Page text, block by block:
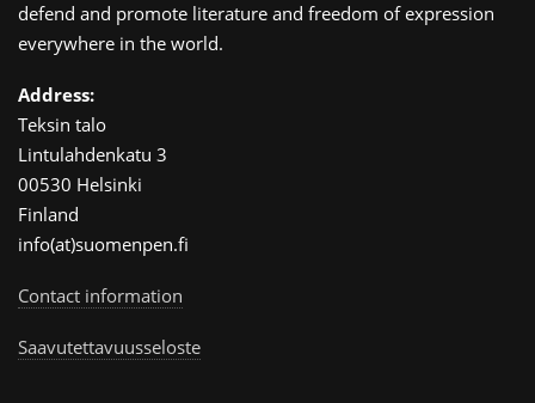
defend and promote literature and freedom of expression
everywhere in the world.
Address:
Teksin talo
Lintulahdenkatu 3
00530 Helsinki
Finland
info(at)suomenpen.fi
Contact information
Saavutettavuusseloste